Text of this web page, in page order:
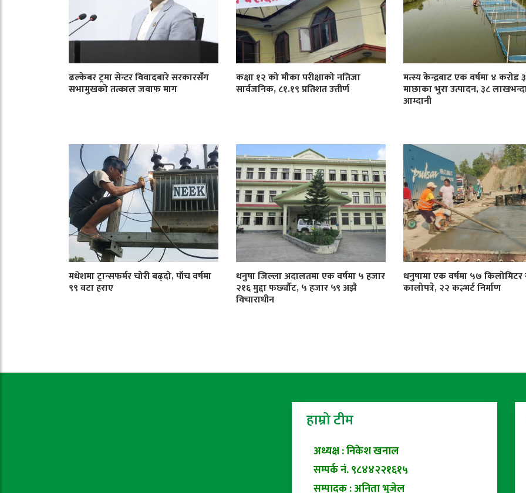
ढल्केबर ट्रमा सेन्टर विवादबारे सरकारसँग
सभामुखको तत्काल जवाफ माग
कक्षा १२ को मौका परीक्षाको नतिजा
सार्वजनिक, ८१.१९ प्रतिशत उत्तीर्ण
मत्स्य केन्द्रबाट एक वर्षमा ४ करोड
माछाका भुरा उत्पादन, ३८
आम्दानी
मधेशमा ट्रान्सफर्मर चोरी बढ्दो, पाँच वर्षमा
९९ वटा हराए
धनुषा जिल्ला अदालतमा एक वर्षमा ५ हजार
२१६ मुद्दा फर्छ्यौट, ५ हजार ५९ अझै
विचाराधीन
धनुषामा एक वर्षमा ५७
कालोपत्रे, २२ कल्भर्ट निर्माण
हाम्रो टीम
अध्यक्ष : निकेश खनाल
सम्पर्क नं. ९८४४२२१६१५
सम्पादक : अनिता भुजेल